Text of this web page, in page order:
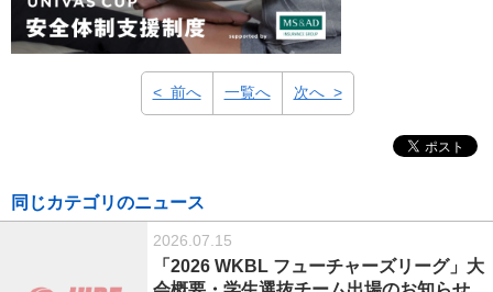
< 前へ 一覧へ 次へ >
同じカテゴリのニュース
2026.07.15
「2026 WKBL フューチャーズリーグ」大